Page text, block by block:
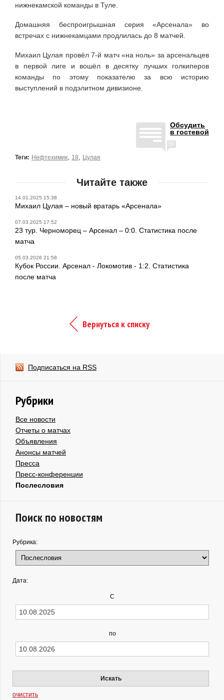
нижнекамской команды в Туле.
Домашняя беспроигрышная серия «Арсенала» во
встречах с нижнекамцами продлилась до 8 матчей.
Михаил Цулая провёл 7-й матч «на ноль» за арсенальцев
в первой лиге и вошёл в десятку лучших голкиперов
команды по этому показателю за всю историю
выступлений в подэлитном дивизионе.
Обсудить
в гостевой
Теги: Нефтехимик 18 Цулая
Читайте также
14.01.2025 15:38
Михаил Цулая – новый вратарь «Арсенала»
07.03.2025 17:52
23 тур. Черноморец – Арсенал – 0:0. Статистика после
матча
05.03.2026 21:58
Кубок России. Арсенал - Локомотив - 1:2. Статистика
после матча
Вернуться к списку
Подписаться на RSS
Рубрики
Все новости
Отчеты о матчах
Объявления
Анонсы матчей
Пресса
Пресс-конференции
Послесловия
Поиск по новостям
Рубрика:
Дата:
С
по
Искать
очистить